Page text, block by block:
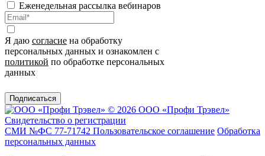
Еженедельная рассылка вебинаров
Я даю согласие на обработку
персональных данных и ознакомлен с
политикой по обработке персональных
данных
Подписаться
© 2026 ООО «Профи Трэвeл»
Свидетельство о регистрации
СМИ №ФС 77-71742 Пользовательское соглашение Обработка
персональных данных